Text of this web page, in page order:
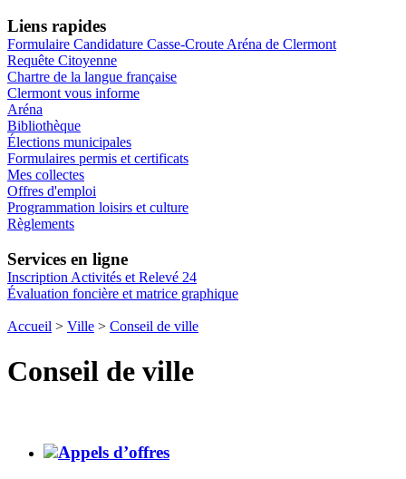
Liens rapides
Formulaire Candidature Casse-Croute Aréna de Clermont
Requête Citoyenne
Chartre de la langue française
Clermont vous informe
Aréna
Bibliothèque
Élections municipales
Formulaires permis et certificats
Mes collectes
Offres d'emploi
Programmation loisirs et culture
Règlements
Services en ligne
Inscription Activités et Relevé 24
Évaluation foncière et matrice graphique
Accueil > Ville > Conseil de ville
Conseil de ville
Appels d’offres